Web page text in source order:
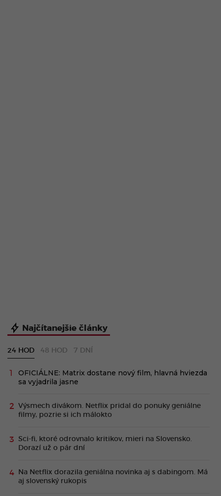
Najčítanejšie články
24 HOD 48 HOD 7 DNÍ
OFICIÁLNE: Matrix dostane nový film, hlavná hviezda
sa vyjadrila jasne
Výsmech divákom. Netflix pridal do ponuky geniálne
filmy, pozrie si ich málokto
Sci-fi, ktoré odrovnalo kritikov, mieri na Slovensko.
Dorazí už o pár dní
Na Netflix dorazila geniálna novinka aj s dabingom. Má
aj slovenský rukopis